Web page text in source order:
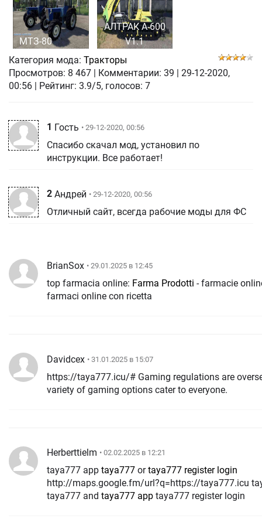
МТЗ-80
АЛТРАК А-600
V1.1
Категория мода: Тракторы
Просмотров: 8 467 Комментарии: 39
29-12-2020,
00:56
| Рейтинг: 3.9/5, голосов: 7
1 Гость • 29-12-2020, 00:56
Спасибо скачал мод, установил по
инструкции. Все работает!
2 Андрей • 29-12-2020, 00:56
Отличный сайт, всегда рабочие моды для ФС
BrianSox • 29.01.2025 в 12:45
top farmacia online: Farma Prodotti - farmacie online
farmaci online con ricetta
Davidcex • 31.01.2025 в 15:07
https://taya777.icu/# Gaming regulations are
variety of gaming options cater to everyone.
Herberttielm • 02.02.2025 в 12:21
taya777 app taya777 ortaya777 register login
http://maps.google.fm/url?q=https://taya777.icu
taya777 and taya777 app taya777 register login